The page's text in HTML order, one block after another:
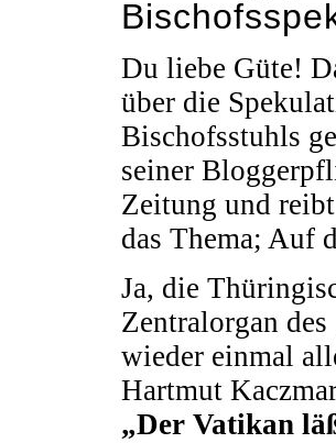
Du liebe Güte!
über die
Bischofsstuhls
seiner
Zeitung und
das Thema; Auf
Ja, die
Zentralorgan
wieder einmal
Hartmut
„Der Vatikan